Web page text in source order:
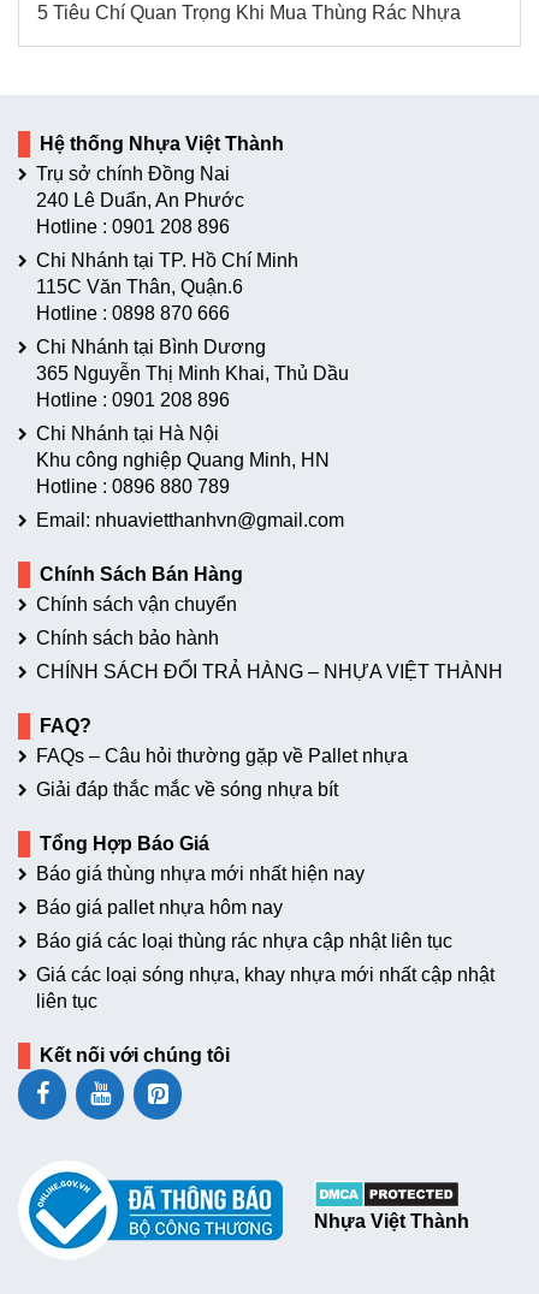
5 Tiêu Chí Quan Trọng Khi Mua Thùng Rác Nhựa
Hệ thống Nhựa Việt Thành
Trụ sở chính Đồng Nai
240 Lê Duẩn, An Phước
Hotline : 0901 208 896
Chi Nhánh tại TP. Hồ Chí Minh
115C Văn Thân, Quận.6
Hotline : 0898 870 666
Chi Nhánh tại Bình Dương
365 Nguyễn Thị Minh Khai, Thủ Dầu
Hotline : 0901 208 896
Chi Nhánh tại Hà Nội
Khu công nghiệp Quang Minh, HN
Hotline : 0896 880 789
Email: nhuavietthanhvn@gmail.com
Chính Sách Bán Hàng
Chính sách vận chuyển
Chính sách bảo hành
CHÍNH SÁCH ĐỔI TRẢ HÀNG – NHỰA VIỆT THÀNH
FAQ?
FAQs – Câu hỏi thường gặp về Pallet nhựa
Giải đáp thắc mắc về sóng nhựa bít
Tổng Hợp Báo Giá
Báo giá thùng nhựa mới nhất hiện nay
Báo giá pallet nhựa hôm nay
Báo giá các loại thùng rác nhựa cập nhật liên tục
Giá các loại sóng nhựa, khay nhựa mới nhất cập nhật
liên tục
Kết nối với chúng tôi
Nhựa Việt Thành